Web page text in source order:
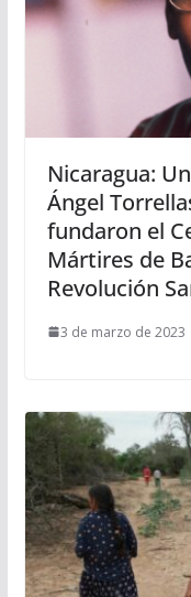
Nicaragua:
Ángel
fundaron el
Mártires de
Revolución
3 de marzo de 2023